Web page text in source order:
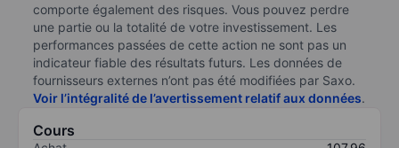
comporte également des risques. Vous pouvez perdre
une partie ou la totalité de votre investissement. Les
performances passées de cette action ne sont pas un
indicateur fiable des résultats futurs. Les données de
fournisseurs externes n’ont pas été modifiées par Saxo.
Voir l’intégralité de l’avertissement relatif aux données.
Cours